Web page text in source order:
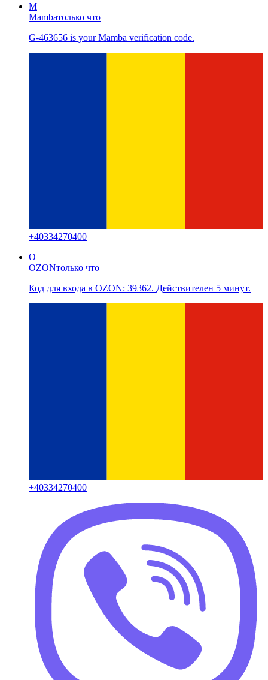
M
Mambaтолько что
G-463656 is your Mamba verification code.
+40334270400
O
OZONтолько что
Код для входа в OZON: 39362. Действителен 5 минут.
+40334270400